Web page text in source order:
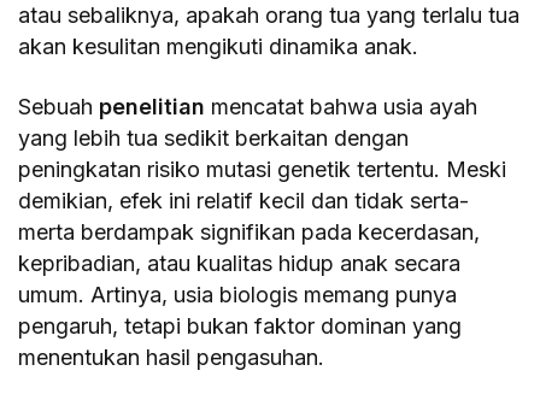
atau sebaliknya, apakah orang tua yang terlalu tua
akan kesulitan mengikuti dinamika anak.
Sebuah penelitian mencatat bahwa usia ayah
yang lebih tua sedikit berkaitan dengan
peningkatan risiko mutasi genetik tertentu. Meski
demikian, efek ini relatif kecil dan tidak serta-
merta berdampak signifikan pada kecerdasan,
kepribadian, atau kualitas hidup anak secara
umum. Artinya, usia biologis memang punya
pengaruh, tetapi bukan faktor dominan yang
menentukan hasil pengasuhan.